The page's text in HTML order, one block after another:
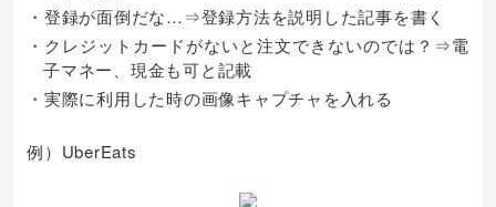
・登録が面倒だな…⇒登録方法を説明した記事を書く
・クレジットカードがないと注文できないのでは？⇒電
子マネー、現金も可と記載
・実際に利用した時の画像キャプチャを入れる
例）UberEats